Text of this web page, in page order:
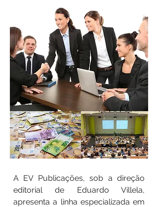
A EV Publicações, sob a direção
editorial de Eduardo Villela,
apresenta a linha especializada em